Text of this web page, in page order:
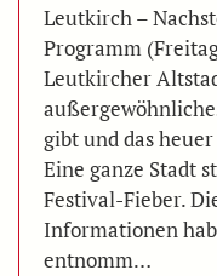
Leutkirch –
Programm
Leutkircher
gibt und das
Eine ganze Stadt
Festival-Fieber.
Informationen
entnomm…